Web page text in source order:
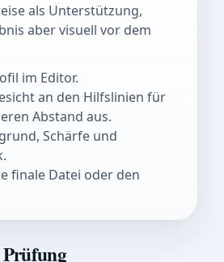
als Unterstützung,
aber visuell vor dem
im Editor.
an den Hilfslinien für
Abstand aus.
Schärfe und
finale Datei oder den